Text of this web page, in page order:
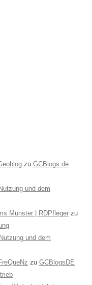
zu GCBlogs.de
und dem
Münster | RDPfleger zu
und dem
zu GCBlogsDE